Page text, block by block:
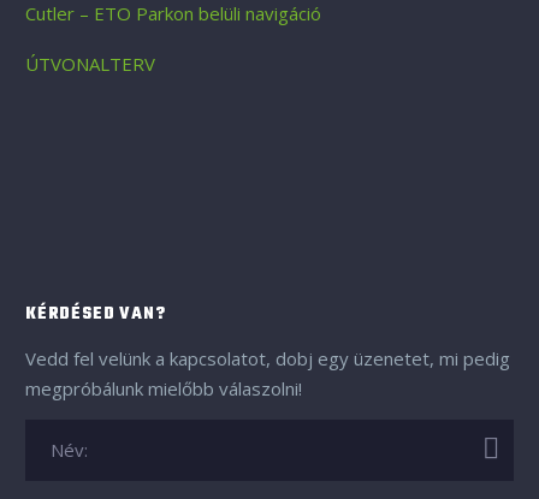
Cutler – ETO Parkon belüli navigáció
ÚTVONALTERV
KÉRDÉSED VAN?
Vedd fel velünk a kapcsolatot, dobj egy üzenetet, mi pedig
megpróbálunk mielőbb válaszolni!